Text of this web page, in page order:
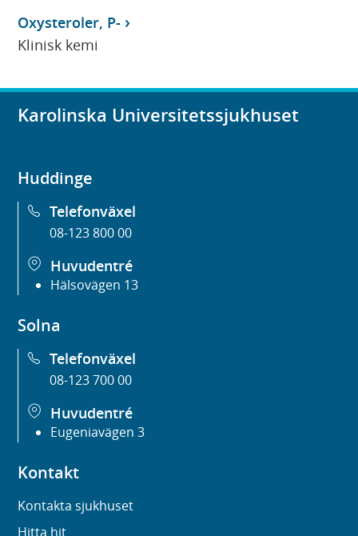
Oxysteroler, P-
Klinisk kemi
Karolinska Universitetssjukhuset
Huddinge
Telefonväxel
08-123 800 00
Huvudentré
Hälsovägen 13
Solna
Telefonväxel
08-123 700 00
Huvudentré
Eugeniavägen 3
Kontakt
Kontakta sjukhuset
Hitta hit